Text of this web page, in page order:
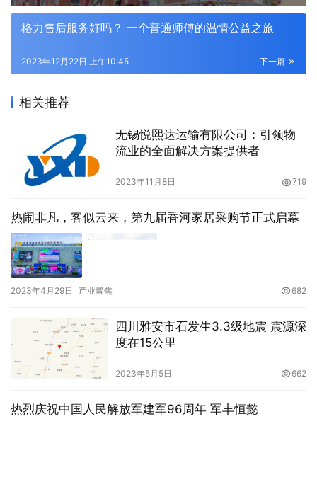
格力售后服务好吗？ 一个普通师傅的温情公益之旅
下一篇
2023年12月22日 上午10:45
相关推荐
无锡悦熙达运输有限公司：引领物
流业的全面解决方案提供者
2023年11月8日 719
热闹非凡，客似云来，第九届香河家居采购节正式启幕
2023年4月29日 产业聚焦 682
四川雅安市石发生3.3级地震 震源深
度在15公里
2023年5月5日 662
热烈庆祝中国人民解放军建军96周年 军丰恒懿